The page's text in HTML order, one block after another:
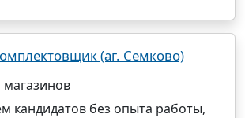
(аг. Семково)
кандидатов без опыта работы,